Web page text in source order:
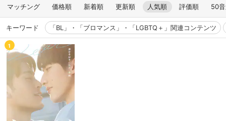
マッチング 価格順 新着順 更新順 人気順 評価順 50
キーワード 「BL」・「ブロマンス」・「LGBTQ＋」関連コンテンツ
1